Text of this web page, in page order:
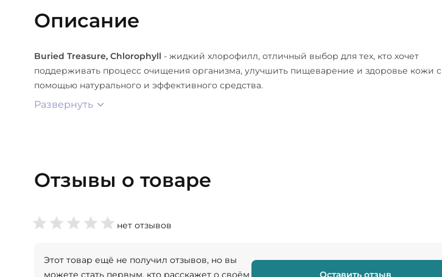
Описание
Buried Treasure, Chlorophyll - жидкий хлорофилл, отличный выбор для тех, кто хочет
поддерживать процесс очищения организма, улучшить пищеварение и здоровье кожи с
помощью натурального и эффективного средства.
Развернуть
Отзывы о товаре
нет отзывов
Этот товар ещё не получил отзывов, но вы
можете стать первым, кто расскажет о своём
Оставить отзыв